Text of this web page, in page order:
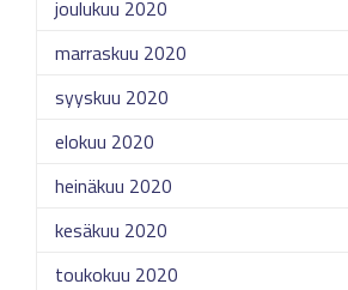
joulukuu 2020
marraskuu 2020
syyskuu 2020
elokuu 2020
heinäkuu 2020
kesäkuu 2020
toukokuu 2020